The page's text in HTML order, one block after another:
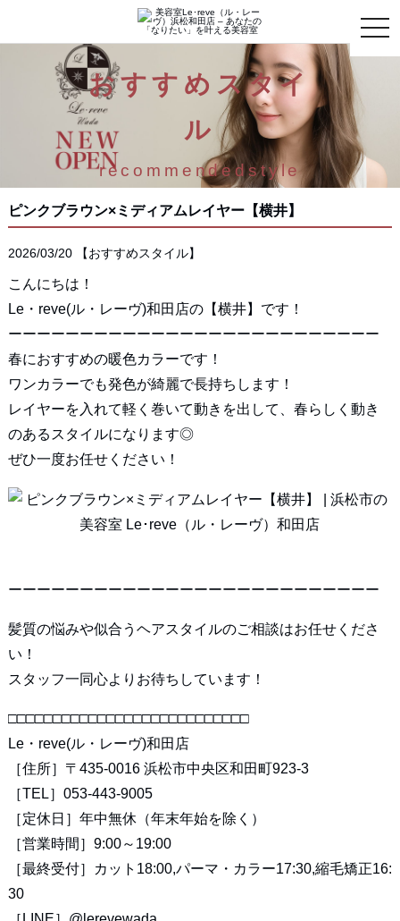
toggle
おすすめスタイ
ル
recommendedstyle
ピンクブラウン×ミディアムレイヤー【横井】
2026/03/20 【おすすめスタイル】
こんにちは！
Le・reve(ル・レーヴ)和田店の【横井】です！
ーーーーーーーーーーーーーーーーーーーーーーーーーー
春におすすめの暖色カラーです！
ワンカラーでも発色が綺麗で長持ちします！
レイヤーを入れて軽く巻いて動きを出して、春らしく動き
のあるスタイルになります◎
ぜひ一度お任せください！
ーーーーーーーーーーーーーーーーーーーーーーーーーー
髪質の悩みや似合うヘアスタイルのご相談はお任せくださ
い！
スタッフ一同心よりお待ちしています！
□□□□□□□□□□□□□□□□□□□□□□□□□□□
Le・reve(ル・レーヴ)和田店
［住所］〒435-0016 浜松市中央区和田町923-3
［TEL］053-443-9005
［定休日］年中無休（年末年始を除く）
［営業時間］9:00～19:00
［最終受付］カット18:00,パーマ・カラー17:30,縮毛矯正16:
30